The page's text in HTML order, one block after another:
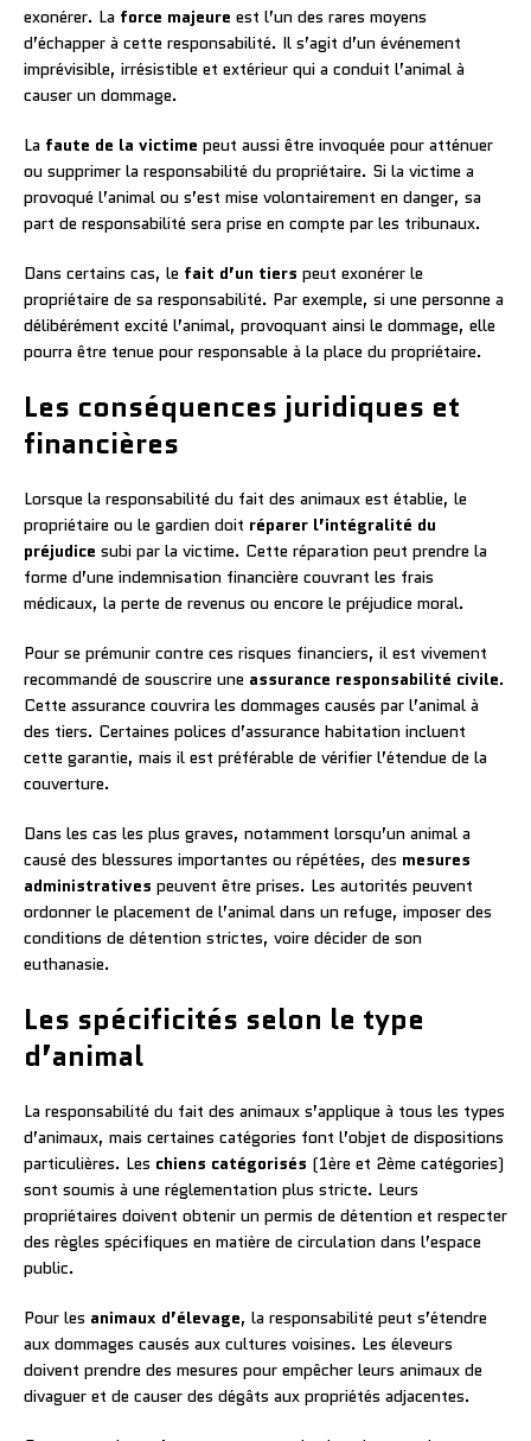
exonérer. La force majeure est l’un des rares moyens
d’échapper à cette responsabilité. Il s’agit d’un événement
imprévisible, irrésistible et extérieur qui a conduit l’animal à
causer un dommage.
La faute de la victime peut aussi être invoquée pour atténuer
ou supprimer la responsabilité du propriétaire. Si la victime a
provoqué l’animal ou s’est mise volontairement en danger, sa
part de responsabilité sera prise en compte par les tribunaux.
Dans certains cas, le fait d’un tiers peut exonérer le
propriétaire de sa responsabilité. Par exemple, si une personne a
délibérément excité l’animal, provoquant ainsi le dommage, elle
pourra être tenue pour responsable à la place du propriétaire.
Les conséquences juridiques et
financières
Lorsque la responsabilité du fait des animaux est établie, le
propriétaire ou le gardien doit réparer l’intégralité du
préjudice subi par la victime. Cette réparation peut prendre la
forme d’une indemnisation financière couvrant les frais
médicaux, la perte de revenus ou encore le préjudice moral.
Pour se prémunir contre ces risques financiers, il est vivement
recommandé de souscrire une assurance responsabilité civile.
Cette assurance couvrira les dommages causés par l’animal à
des tiers. Certaines polices d’assurance habitation incluent
cette garantie, mais il est préférable de vérifier l’étendue de la
couverture.
Dans les cas les plus graves, notamment lorsqu’un animal a
causé des blessures importantes ou répétées, des mesures
administratives peuvent être prises. Les autorités peuvent
ordonner le placement de l’animal dans un refuge, imposer des
conditions de détention strictes, voire décider de son
euthanasie.
Les spécificités selon le type
d’animal
La responsabilité du fait des animaux s’applique à tous les types
d’animaux, mais certaines catégories font l’objet de dispositions
particulières. Les chiens catégorisés (1ère et 2ème catégories)
sont soumis à une réglementation plus stricte. Leurs
propriétaires doivent obtenir un permis de détention et respecter
des règles spécifiques en matière de circulation dans l’espace
public.
Pour les animaux d’élevage, la responsabilité peut s’étendre
aux dommages causés aux cultures voisines. Les éleveurs
doivent prendre des mesures pour empêcher leurs animaux de
divaguer et de causer des dégâts aux propriétés adjacentes.